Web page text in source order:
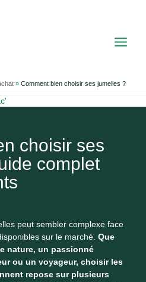
» Comment bien choisir ses jumelles ?
choisir ses
complet
peut sembler complexe face
sur le marché. Que
nature, un passionné
ou un voyageur, choisir les
repose sur plusieurs